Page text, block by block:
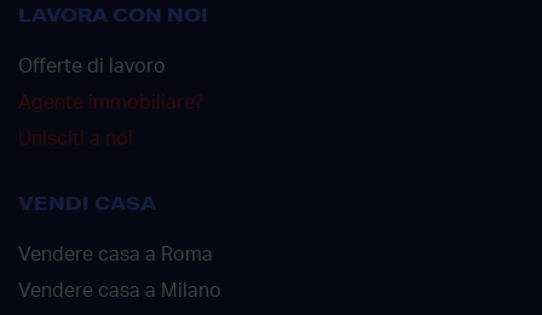
LAVORA CON NOI
Offerte di lavoro
Agente immobiliare?
Unisciti a noi
VENDI CASA
Vendere casa a Roma
Vendere casa a Milano